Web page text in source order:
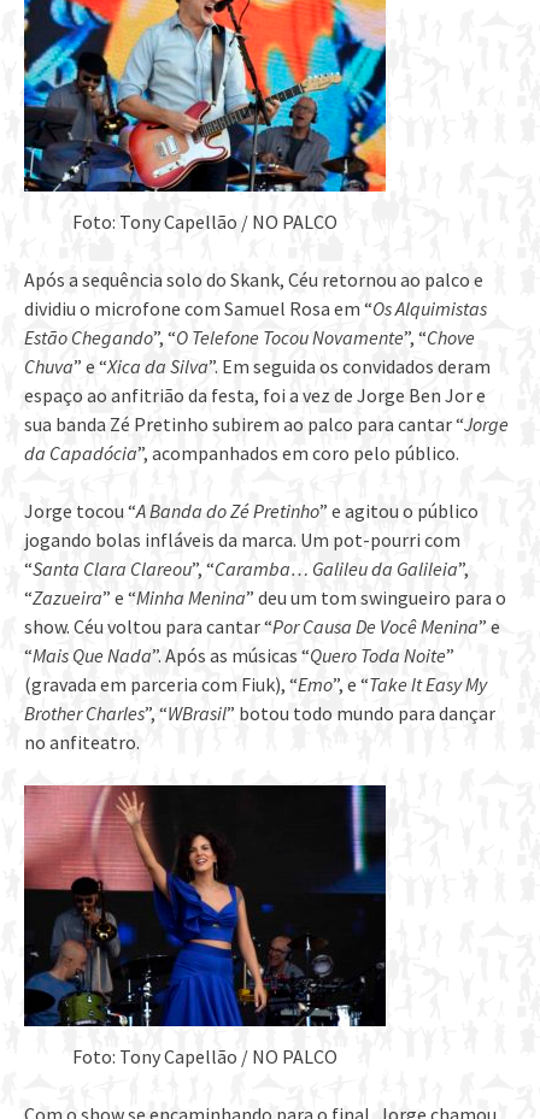
Foto: Tony Capellão / NO PALCO
Após a sequência solo do Skank, Céu retornou ao palco e
dividiu o microfone com Samuel Rosa em “Os Alquimistas
Estão Chegando”, “O Telefone Tocou Novamente”, “Chove
Chuva” e “Xica da Silva”. Em seguida os convidados deram
espaço ao anfitrião da festa, foi a vez de Jorge Ben Jor e
sua banda Zé Pretinho subirem ao palco para cantar “Jorge
da Capadócia”, acompanhados em coro pelo público.
Jorge tocou “A Banda do Zé Pretinho” e agitou o público
jogando bolas infláveis da marca. Um pot-pourri com
“Santa Clara Clareou”, “Caramba… Galileu da Galileia”,
“Zazueira” e “Minha Menina” deu um tom swingueiro para o
show. Céu voltou para cantar “Por Causa De Você Menina” e
“Mais Que Nada”. Após as músicas “Quero Toda Noite”
(gravada em parceria com Fiuk), “Emo”, e “Take It Easy My
Brother Charles”, “WBrasil” botou todo mundo para dançar
no anfiteatro.
Foto: Tony Capellão / NO PALCO
Com o show se encaminhando para o final, Jorge chamou